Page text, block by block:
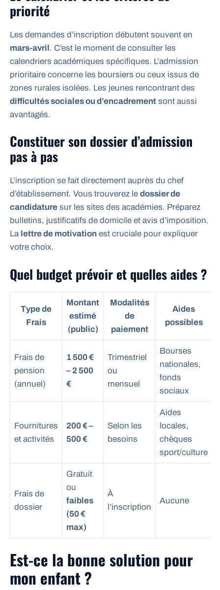
priorité
Les demandes d’inscription débutent souvent en
mars-avril. C’est le moment de consulter les
calendriers académiques spécifiques. L’admission
prioritaire concerne les boursiers ou ceux issus de
zones rurales isolées. Les jeunes rencontrant des
difficultés sociales ou d’encadrement sont aussi
avantagés.
Constituer son dossier d’admission
pas à pas
L’inscription se fait directement auprès du chef
d’établissement. Vous trouverez le dossier de
candidature sur les sites des académies. Préparez
bulletins, justificatifs de domicile et avis d’imposition.
La lettre de motivation est cruciale pour expliquer
votre choix.
Quel budget prévoir et quelles aides ?
Type de
Frais
Montant
estimé
(public)
Modalités
de
paiement
Aides
possibles
Frais de
pension
(annuel)
1 500 €
– 2 500
€
Trimestriel
ou
mensuel
Bourses
nationales,
fonds
sociaux
Fournitures
et activités
200 € –
500 €
Selon les
besoins
Aides
locales,
chèques
sport/culture
Frais de
dossier
Gratuit
ou
faibles
(50 €
max)
À
l’inscription
Aucune
Est-ce la bonne solution pour
mon enfant ?